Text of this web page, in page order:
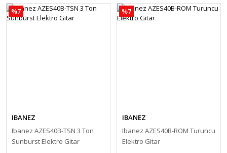
%7
IBANEZ
Ibanez AZES40B-TSN 3 Ton
Sunburst Elektro Gitar
%7
IBANEZ
Ibanez AZES40B-ROM Turuncu
Elektro Gitar